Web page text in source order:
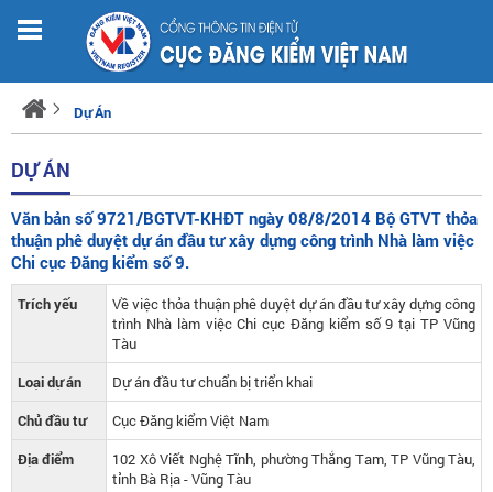
Dự Án
DỰ ÁN
Văn bản số 9721/BGTVT-KHĐT ngày 08/8/2014 Bộ GTVT thỏa
thuận phê duyệt dự án đầu tư xây dựng công trình Nhà làm việc
Chi cục Đăng kiểm số 9.
Trích yếu
Về việc thỏa thuận phê duyệt dự án đầu tư xây dựng công
trình Nhà làm việc Chi cục Đăng kiểm số 9 tại TP Vũng
Tàu
Loại dự án
Dự án đầu tư chuẩn bị triển khai
Chủ đầu tư
Cục Đăng kiểm Việt Nam
Địa điểm
102 Xô Viết Nghệ Tĩnh, phường Thắng Tam, TP Vũng Tàu,
tỉnh Bà Rịa - Vũng Tàu